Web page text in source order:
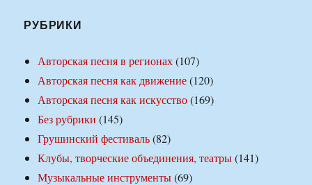
РУБРИКИ
Авторская песня в регионах(107)
Авторская песня как движение(120)
Авторская песня как искусство(169)
Без рубрики (145)
Грушинский фестиваль(82)
Клубы, творческие объединения, театры(141)
Музыкальные инструменты(69)